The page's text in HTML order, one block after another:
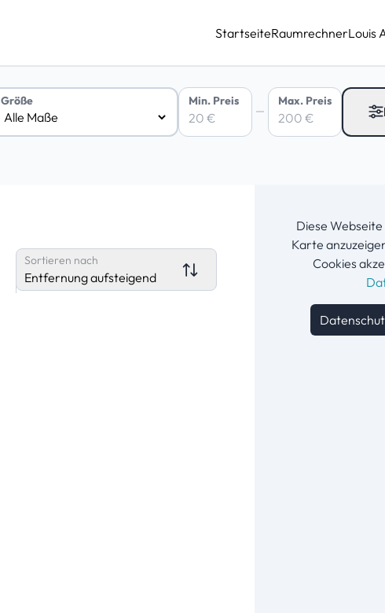
StartseiteRaumrechnerLouis
Größe Min. Preis Max. Preis
Sortieren nach
Entfernung aufsteigend
Diese
Karte
Cookies